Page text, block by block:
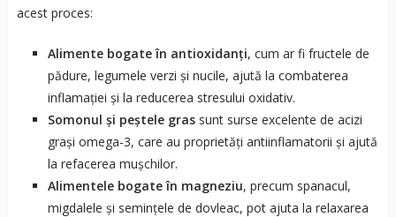
acest proces:
Alimente bogate în antioxidanți, cum ar fi fructele de
pădure, legumele verzi și nucile, ajută la combaterea
inflamației și la reducerea stresului oxidativ.
Somonul și peștele grassunt surse excelente de acizi
grași omega-3, care au proprietăți antiinflamatorii și ajută
la refacerea mușchilor.
Alimentele bogate în magneziu, precum spanacul,
migdalele și semințele de dovleac, pot ajuta la relaxarea